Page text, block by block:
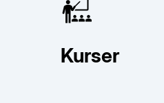
Kurser